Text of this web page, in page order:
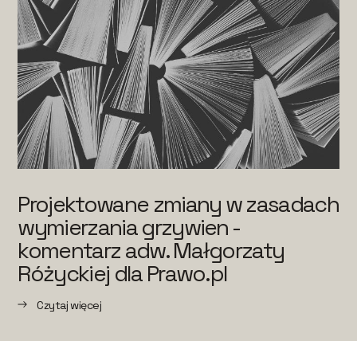
Projektowane zmiany w zasadach
wymierzania grzywien -
komentarz adw. Małgorzaty
Różyckiej dla Prawo.pl
Czytaj więcej